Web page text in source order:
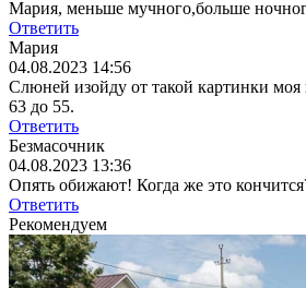
Мария, меньше мучного,больше
Ответить
Мария
04.08.2023 14:56
Cлюней изойду от такой картинки моя
63 до 55.
Ответить
Безмасочник
04.08.2023 13:36
Опять обижают! Когда же это
Ответить
Рекомендуем